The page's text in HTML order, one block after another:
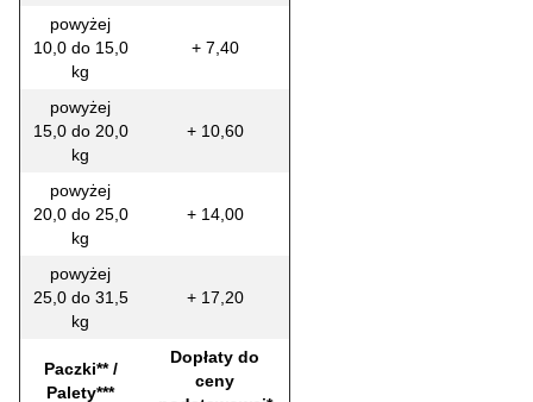
powyżej
10,0 do 15,0
kg
+ 7,40
powyżej
15,0 do 20,0
kg
+ 10,60
powyżej
20,0 do 25,0
kg
+ 14,00
powyżej
25,0 do 31,5
kg
+ 17,20
Paczki** /
Palety***
Dopłaty do
ceny